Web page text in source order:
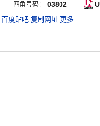
四角号码： 03802
百度贴吧 复制网址 更多